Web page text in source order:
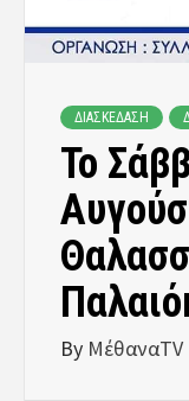
ΔΙΑΣΚΕΔΑΣΗ
Το
By ΜέθαναTV